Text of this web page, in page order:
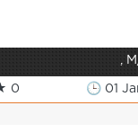
,
0 🕒 01